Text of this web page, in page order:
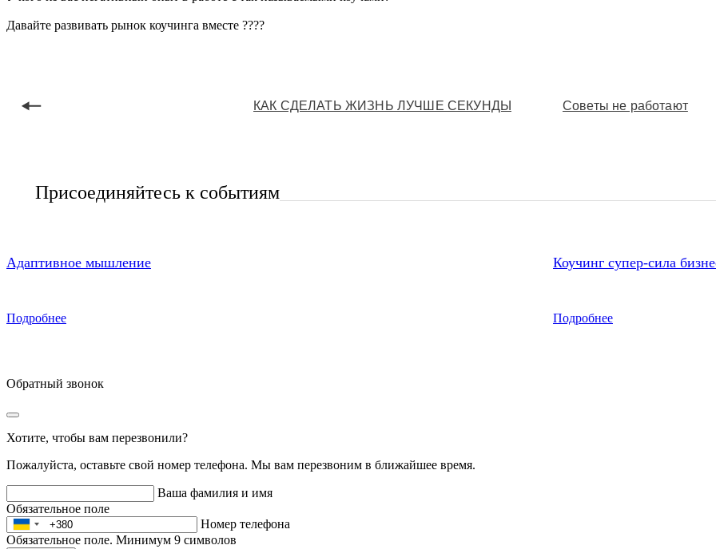
Давайте развивать рынок коучинга вместе ????
КАК СДЕЛАТЬ ЖИЗНЬ ЛУЧШЕ СЕКУНДЫ Советы не работают
Присоединяйтесь к событиям
Адаптивное мышление
Подробнее
Коучинг супер-сила
Подробнее
Обратный звонок
Хотите, чтобы вам перезвонили?
Пожалуйста, оставьте свой номер телефона. Мы вам перезвоним в ближайшее время.
Ваша фамилия и имя
Обязательное поле
Номер телефона
Обязательное поле. Минимум 9 символов